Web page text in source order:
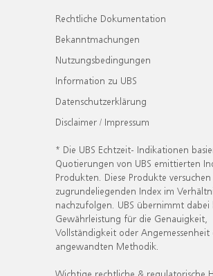
Rechtliche Dokumentation
Bekanntmachungen
Nutzungsbedingungen
Information zu UBS
Datenschutzerklärung
Disclaimer / Impressum
* Die UBS Echtzeit- Indikationen
Quotierungen von UBS emittierten
Produkten. Diese Produkte
zugrundeliegenden Index im
nachzufolgen. UBS übernimmt dabei
Gewährleistung für die Genauigkeit,
Vollständigkeit oder Angemessenheit
angewandten Methodik.